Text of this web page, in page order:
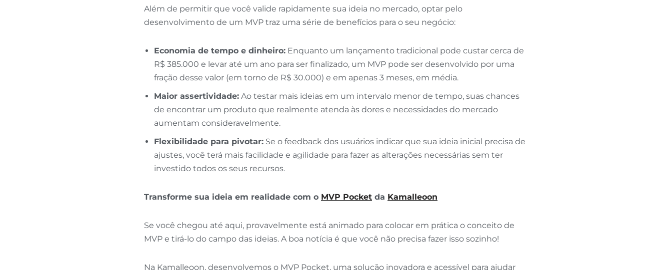
Além de permitir que você valide rapidamente sua ideia no mercado, optar pelo
desenvolvimento de um MVP traz uma série de benefícios para o seu negócio:
Economia de tempo e dinheiro: Enquanto um lançamento tradicional pode custar cerca de
R$ 385.000 e levar até um ano para ser finalizado, um MVP pode ser desenvolvido por uma
fração desse valor (em torno de R$ 30.000) e em apenas 3 meses, em média.
Maior assertividade: Ao testar mais ideias em um intervalo menor de tempo, suas chances
de encontrar um produto que realmente atenda às dores e necessidades do mercado
aumentam consideravelmente.
Flexibilidade para pivotar: Se o feedback dos usuários indicar que sua ideia inicial precisa de
ajustes, você terá mais facilidade e agilidade para fazer as alterações necessárias sem ter
investido todos os seus recursos.
Transforme sua ideia em realidade com o MVP Pocket da Kamalleoon
Se você chegou até aqui, provavelmente está animado para colocar em prática o conceito de
MVP e tirá-lo do campo das ideias. A boa notícia é que você não precisa fazer isso sozinho!
Na Kamalleoon, desenvolvemos o MVP Pocket, uma solução inovadora e acessível para ajudar